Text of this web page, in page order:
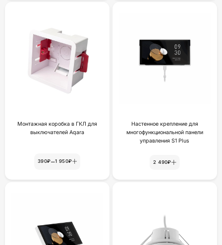
Монтажная коробка в ГКЛ для
выключателей Aqara
390₽–1 950₽
Настенное крепление для
многофункциональной панели
yпpaвлeния S1 Plus
2 490₽